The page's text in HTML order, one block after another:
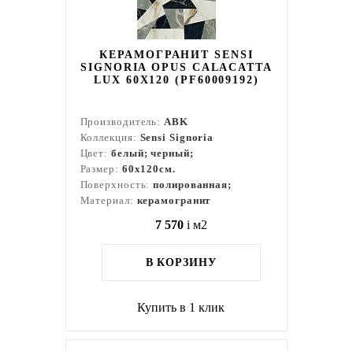
КЕРАМОГРАНИТ SENSI
SIGNORIA OPUS CALACATTA
LUX 60Х120 (PF60009192)
Производитель:ABK
Коллекция: Sensi Signoria
Цвет: белый; черный;
Размер: 60x120см.
Поверхность:полированная;
Материал: керамогранит
7 570 i м2
В КОРЗИНУ
Купить в 1 клик